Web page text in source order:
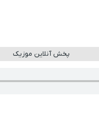
پخش آنلاین موزیک